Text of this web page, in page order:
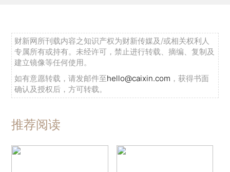
财新网所刊载内容之知识产权为财新传媒及/或相关权利人
专属所有或持有。未经许可，禁止进行转载、摘编、复制及
建立镜像等任何使用。
如有意愿转载，请发邮件至hello@caixin.com ，获得书面
确认及授权后，方可转载。
推荐阅读